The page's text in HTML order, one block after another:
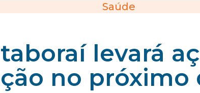
Saúde
levará
no